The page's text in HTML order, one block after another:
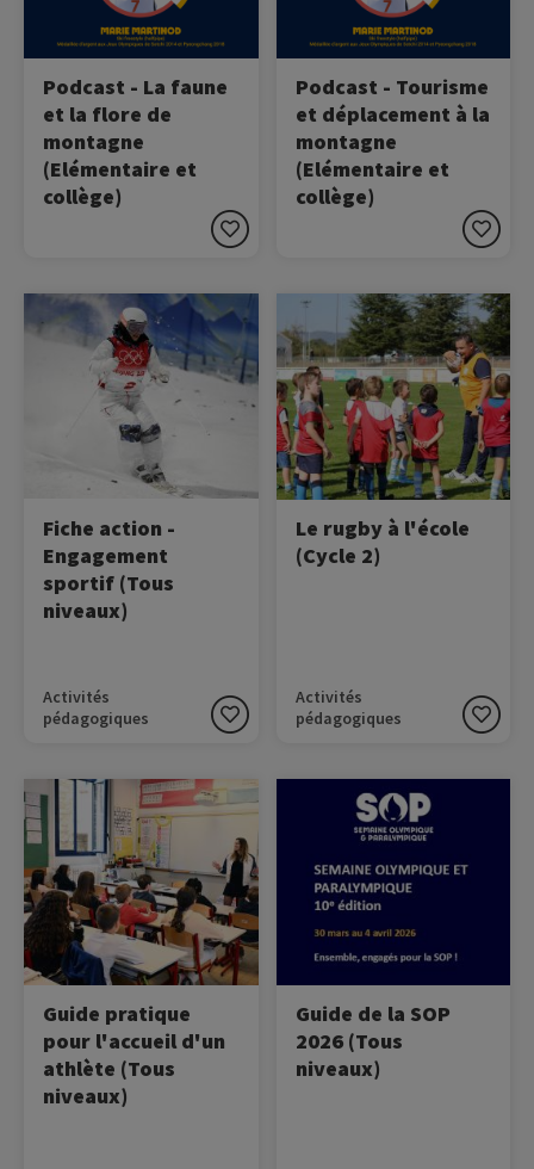
Podcast - La faune
et la flore de
montagne
(Elémentaire et
collège)
Podcast - Tourisme
et déplacement à la
montagne
(Elémentaire et
collège)
Image
Fiche action -
Engagement
sportif (Tous
niveaux)
Activités
pédagogiques
A l'approche de la Semaine
Olympique et
Paralympique 2026, cette
troisième fiche action vous
propose de découvrir le
Image
Le rugby à l'école
(Cycle 2)
Activités
pédagogiques
Découvrez tout ce qu'il y a
à savoir sur la pratique du
Rugby en EPS grâce à
cette ressource dédiée !
Image
Guide pratique
pour l'accueil d'un
athlète (Tous
niveaux)
Cette ressource
rassemble quelques
conseils pour accueillir un
athlète dans sa classe.
Guide de la SOP
2026 (Tous
niveaux)
Un guide clé-en-main pour
vous accompagner dans la